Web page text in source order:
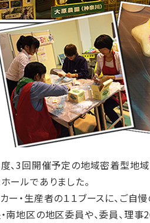
、3回開催予定の地域密着型地
ールでありました。
ー・生産者の１１ブースに、ご自
南地区の地区委員や、委員、理事